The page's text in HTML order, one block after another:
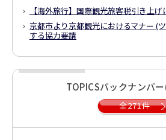
【海外旅行】国際観光旅客税引き上げ
京都市より京都観光におけるマナー (
する協力要請
TOPICSバックナンバ
全271件